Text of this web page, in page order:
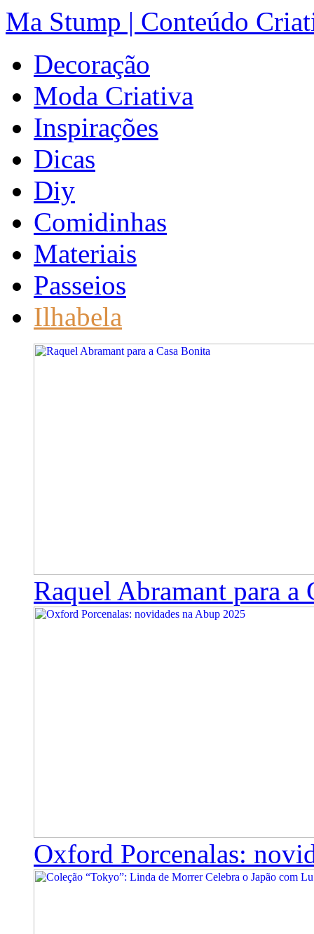
Ma Stump | Conteúdo
Decoração
Moda Criativa
Inspirações
Dicas
Diy
Comidinhas
Materiais
Passeios
Ilhabela
Raquel Abramant para a
Oxford Porcenalas: